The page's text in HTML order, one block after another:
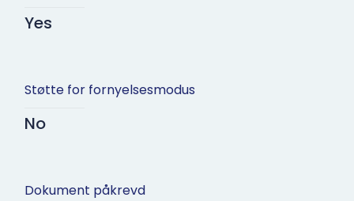
Yes
Støtte for fornyelsesmodus
No
Dokument påkrevd